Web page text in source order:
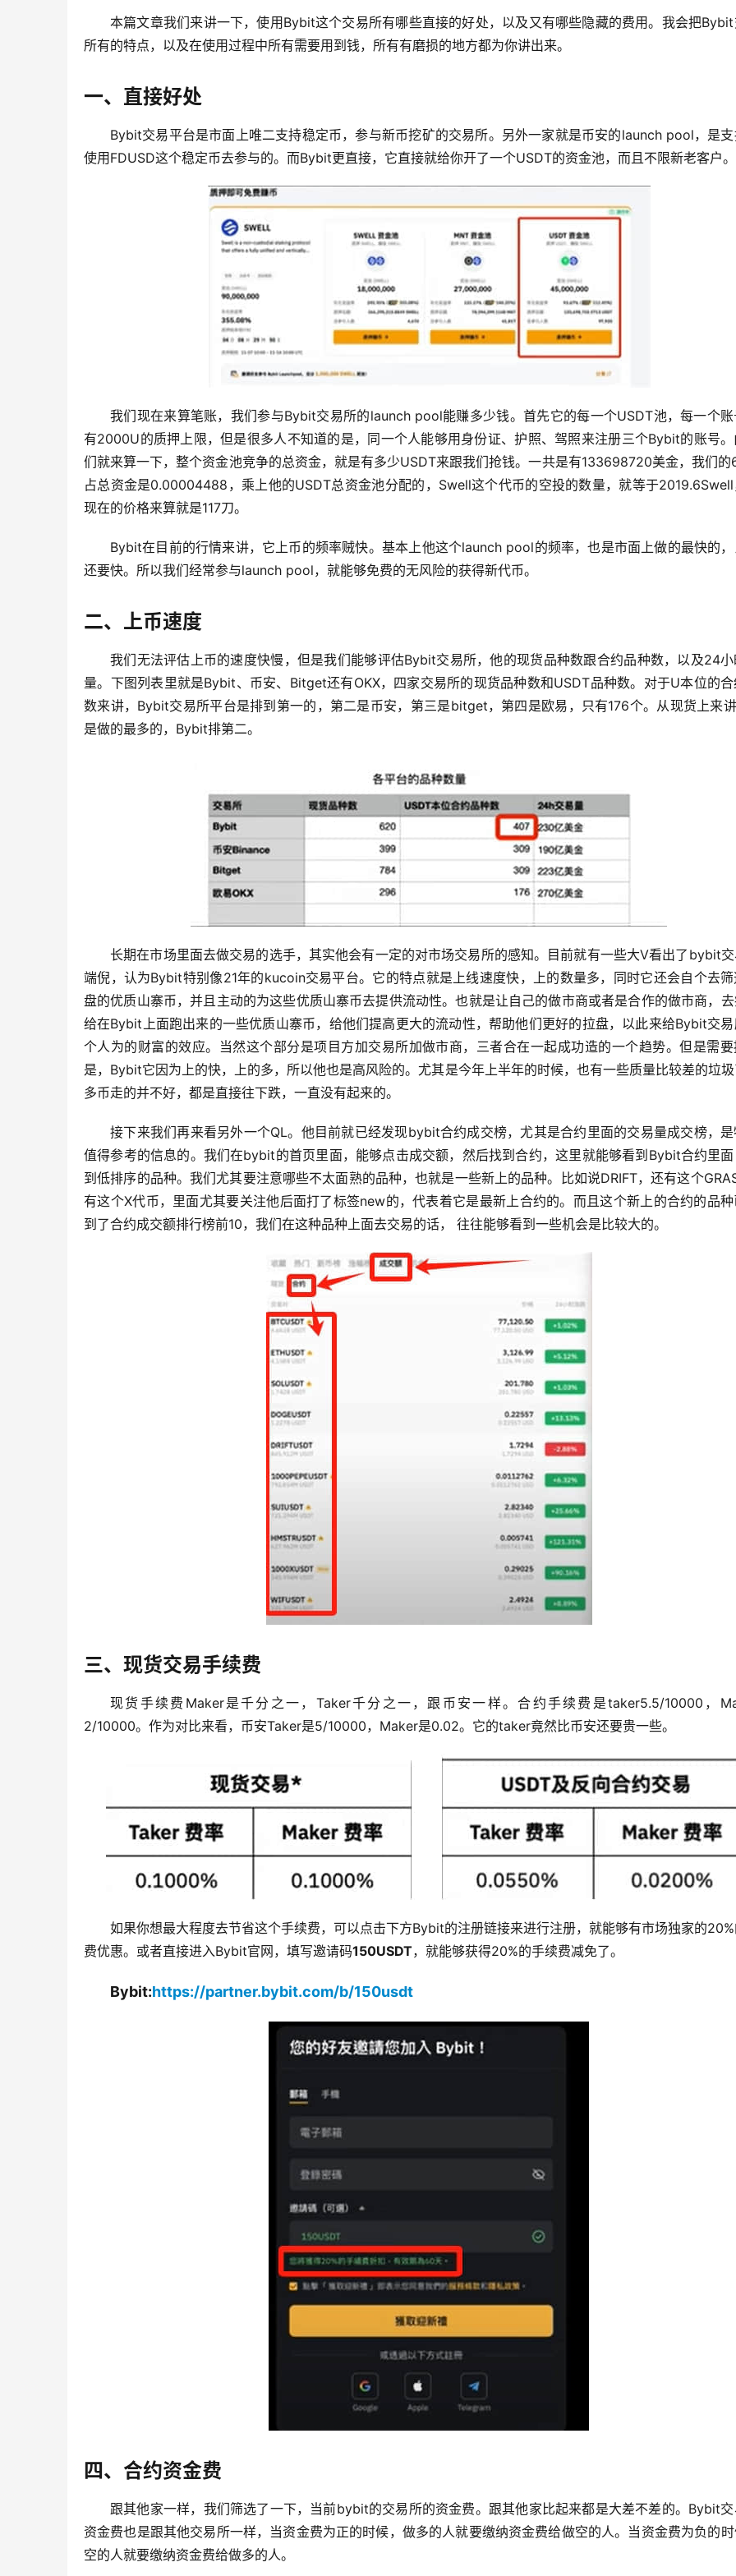
本篇文章我们来讲一下，使用Bybit这个交易所有哪些直接的好处，以及又有哪些隐藏的费用。我会把
所有的特点，以及在使用过程中所有需要用到钱，所有有磨损的地方都为你讲出来。
一、直接好处
Bybit交易平台是市面上唯二支持稳定币，参与新币挖矿的交易所。另外一家就是币安的launch pool，是
使用FDUSD这个稳定币去参与的。而Bybit更直接，它直接就给你开了一个USDT的资金池，而且不限新老客户。
我们现在来算笔账，我们参与Bybit交易所的launch pool能赚多少钱。首先它的每一个USDT池，每一个
有2000U的质押上限，但是很多人不知道的是，同一个人能够用身份证、护照、驾照来注册三个Bybit的账号
们就来算一下，整个资金池竞争的总资金，就是有多少USDT来跟我们抢钱。一共是有133698720美金，我们
占总资金是0.00004488，乘上他的USDT总资金池分配的，Swell这个代币的空投的数量，就等于
现在的价格来算就是117刀。
Bybit在目前的行情来讲，它上币的频率贼快。基本上他这个launch pool的频率，也是市面上做的最快的
还要快。所以我们经常参与launch pool，就能够免费的无风险的获得新代币。
二、上币速度
我们无法评估上币的速度快慢，但是我们能够评估Bybit交易所，他的现货品种数跟合约品种数，以及24
量。下图列表里就是Bybit、币安、Bitget还有OKX，四家交易所的现货品种数和USDT品种数。对于U本位的
数来讲，Bybit交易所平台是排到第一的，第二是币安，第三是bitget，第四是欧易，只有176个。从现货上来
是做的最多的，Bybit排第二。
长期在市场里面去做交易的选手，其实他会有一定的对市场交易所的感知。目前就有一些大V看出了bybit
端倪，认为Bybit特别像21年的kucoin交易平台。它的特点就是上线速度快，上的数量多，同时它还会自个去
盘的优质山寨币，并且主动的为这些优质山寨币去提供流动性。也就是让自己的做市商或者是合作的做市商，
给在Bybit上面跑出来的一些优质山寨币，给他们提高更大的流动性，帮助他们更好的拉盘，以此来给Bybit交
个人为的财富的效应。当然这个部分是项目方加交易所加做市商，三者合在一起成功造的一个趋势。但是需
是，Bybit它因为上的快，上的多，所以他也是高风险的。尤其是今年上半年的时候，也有一些质量比较差的垃
多币走的并不好，都是直接往下跌，一直没有起来的。
接下来我们再来看另外一个QL。他目前就已经发现bybit合约成交榜，尤其是合约里面的交易量成交榜，
值得参考的信息的。我们在bybit的首页里面，能够点击成交额，然后找到合约，这里就能够看到Bybit合约里
到低排序的品种。我们尤其要注意哪些不太面熟的品种，也就是一些新上的品种。比如说DRIFT，还有这个
有这个X代币，里面尤其要关注他后面打了标签new的，代表着它是最新上合约的。而且这个新上的合约的品
到了合约成交额排行榜前10，我们在这种品种上面去交易的话， 往往能够看到一些机会是比较大的。
三、现货交易手续费
现货手续费Maker是千分之一，Taker千分之一，跟币安一样。合约手续费是taker5.5/10000，
2/10000。作为对比来看，币安Taker是5/10000，Maker是0.02。它的taker竟然比币安还要贵一些。
如果你想最大程度去节省这个手续费，可以点击下方Bybit的注册链接来进行注册，就能够有市场独家的
费优惠。或者直接进入Bybit官网，填写邀请码150USDT，就能够获得20%的手续费减免了。
Bybit:https://partner.bybit.com/b/150usdt
四、合约资金费
跟其他家一样，我们筛选了一下，当前bybit的交易所的资金费。跟其他家比起来都是大差不差的。Bybit
资金费也是跟其他交易所一样，当资金费为正的时候，做多的人就要缴纳资金费给做空的人。当资金费为负的
空的人就要缴纳资金费给做多的人。